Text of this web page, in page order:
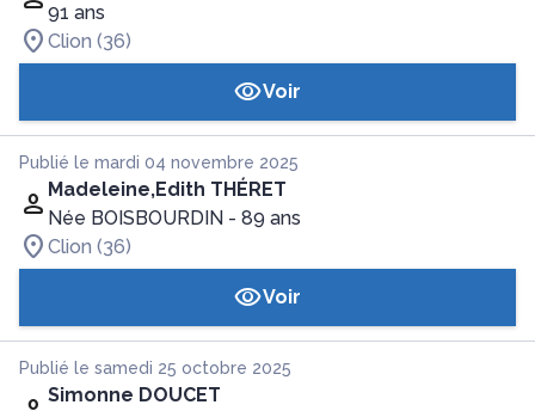
91 ans
Clion (36)
Voir
Publié le mardi 04 novembre 2025
Madeleine,Edith THÉRET
Née BOISBOURDIN - 89 ans
Clion (36)
Voir
Publié le samedi 25 octobre 2025
Simonne DOUCET